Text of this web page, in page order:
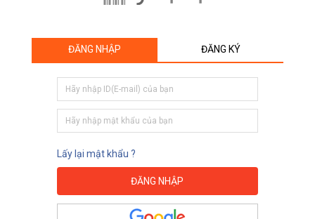
ĐĂNG NHẬP ĐĂNG KÝ
Lấy lại mật khẩu ?